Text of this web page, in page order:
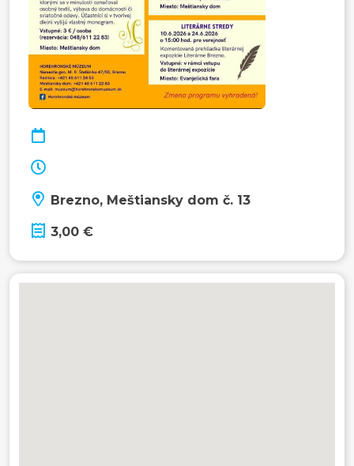
Brezno, Meštiansky dom č. 13
3,00 €